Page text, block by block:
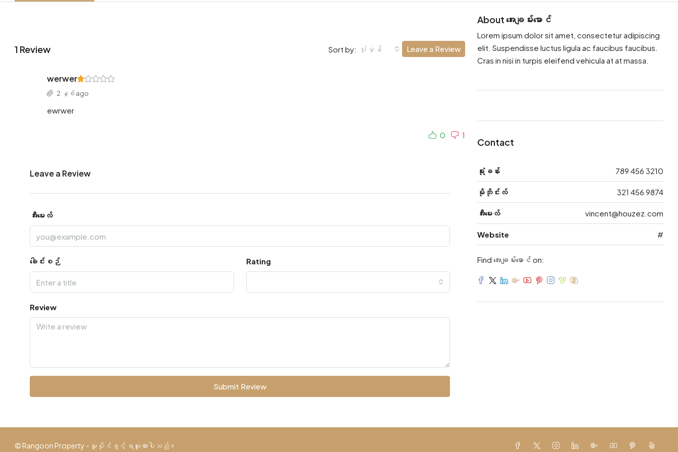
1 Review Sort by: ပုံမှန် Leave a Review
werwer
2 နှစ် ago
ewrwer
0 1
Leave a Review
အီးမေးလ်
ခေါင်းစဉ် Rating
Review
Submit Review
About အေးချမ်းမောင်
Lorem ipsum dolor sit amet, consectetur adipiscing
elit. Suspendisse luctus ligula ac faucibus faucibus.
Cras in nisi in turpis eleifend vehicula at at massa.
Contact
ရုံးခန်း 789 456 3210
မိုဘိုင်းလ် 321 456 9874
အီးမေးလ် vincent@houzez.com
Website #
Find အေးချမ်းမောင် on:
© Rangoon Property - မူပိုင်ခွင့် ရယူထားပါသည်။